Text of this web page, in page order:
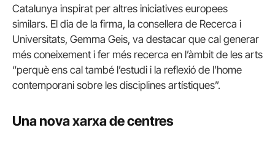
Catalunya inspirat per altres iniciatives europees
similars. El dia de la firma, la consellera de Recerca i
Universitats, Gemma Geis, va destacar que cal generar
més coneixement i fer més recerca en l’àmbit de les arts
“perquè ens cal també l’estudi i la reflexió de l’home
contemporani sobre les disciplines artístiques”.
Una nova xarxa de centres